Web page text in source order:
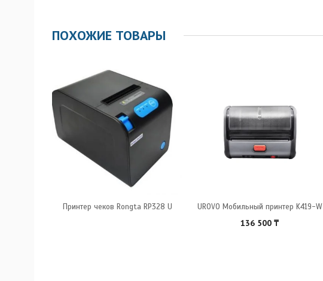
ПОХОЖИЕ ТОВАРЫ
Принтер чеков Rongta RP328 U UROVO Мобильный принтер K419-W
136 500 ₸